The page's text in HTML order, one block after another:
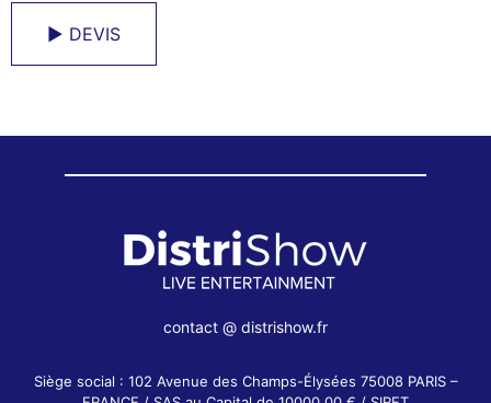
► DEVIS
contact @ distrishow.fr
Siège social : 102 Avenue des Champs-Élysées 75008 PARIS –